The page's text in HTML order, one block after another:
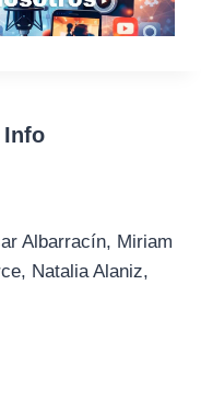
Info
Albarracín, Miriam
Natalia Alaniz,